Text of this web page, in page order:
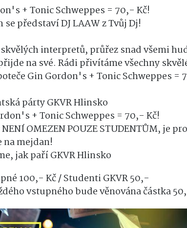
+ Tonic Schweppes = 70,- Kč!
se představí DJ LAAW z Tvůj Dj!
interpretů, průřez snad všemi
na své. Rádi přivítáme všechny
Gin Gordon's + Tonic Schweppes =
párty GKVR Hlinsko
+ Tonic Schweppes = 70,- Kč!
NENÍ OMEZEN POUZE STUDENTŮM, je
na mejdan!
jak paří GKVR Hlinsko
100,- Kč / Studenti GKVR 50,-
vstupného bude věnována částka